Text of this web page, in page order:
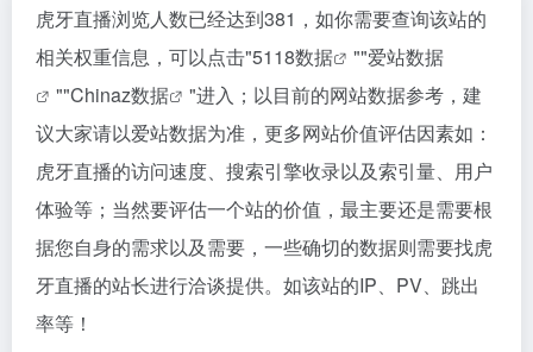
虎牙直播浏览人数已经达到381，如你需要查询该站的
相关权重信息，可以点击"5118数据 ""爱站数据
""Chinaz数据
"进入；以目前的网站数据参考，建
议大家请以爱站数据为准，更多网站价值评估因素如：
虎牙直播的访问速度、搜索引擎收录以及索引量、用户
体验等；当然要评估一个站的价值，最主要还是需要根
据您自身的需求以及需要，一些确切的数据则需要找虎
牙直播的站长进行洽谈提供。如该站的IP、PV、跳出
率等！